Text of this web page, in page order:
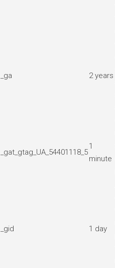
_ga 2 years
_gat_gtag_UA_54401118_5
1
minute
_gid 1 day